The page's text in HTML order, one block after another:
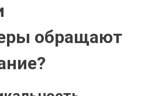
обращают